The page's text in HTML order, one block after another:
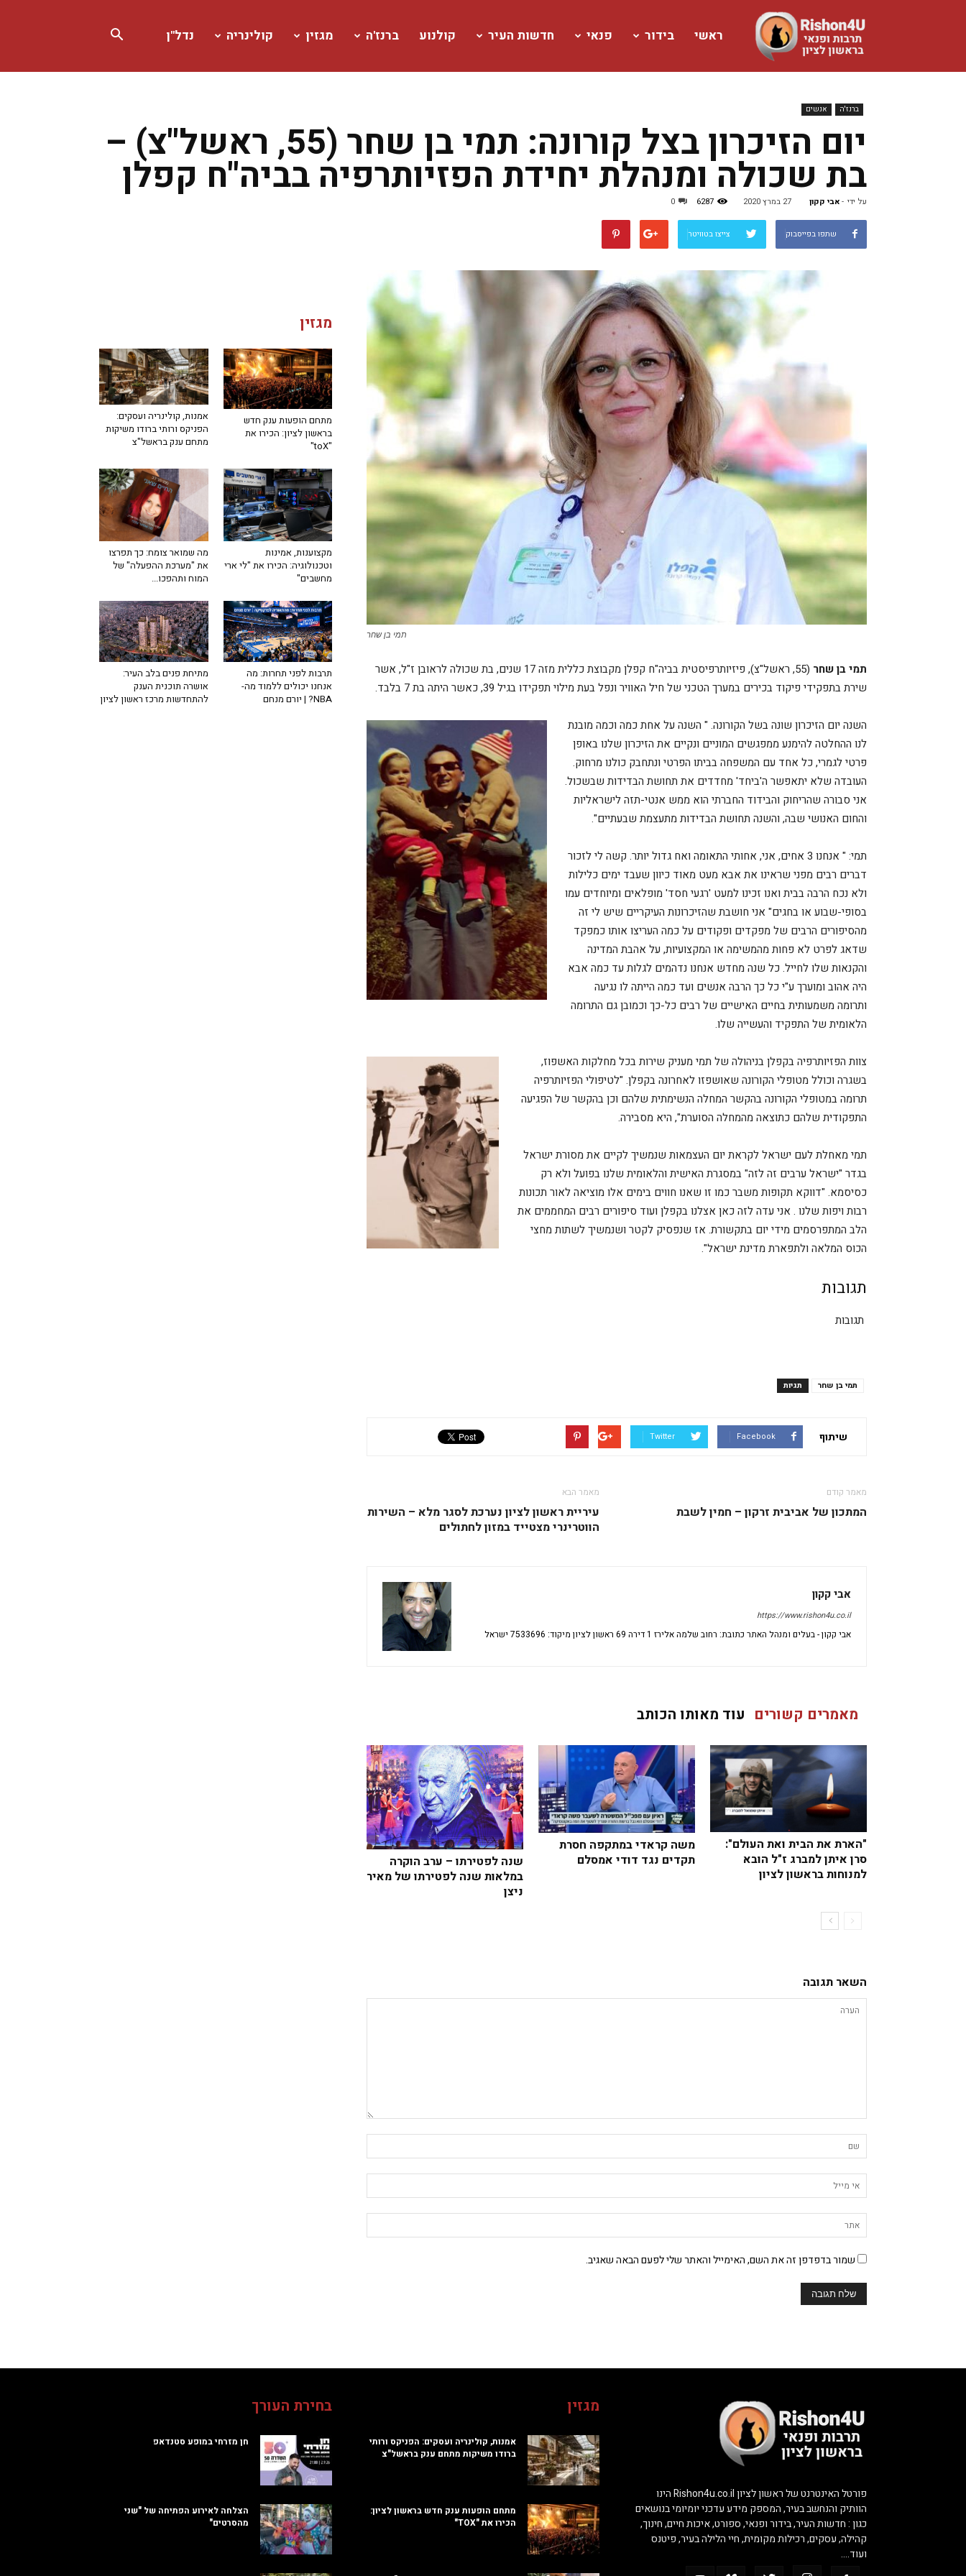
www.rishon4u.co.il
ראשי בידור פנאי חדשות העיר קולנוע ברנז'ה מגזין קולינריה נדל"ן
ברנז'ה אנשים
יום הזיכרון בצל קורונה: תמי בן שחר (55, ראשל"צ) –
בת שכולה ומנהלת יחידת הפזיותרפיה בביה"ח קפלן
על ידי אבי קקון- 27 במרץ 2020 6287
0
שתפו בפייסבוק צייצו בטוויטר
תמי בן שחר
תמי בן שחר
(55, ראשל"צ), פיזיותרפיסטית בביה"ח קפלן מקבוצת כללית מזה 17 שנים, בת שכולה לראובן ז"ל, אשר
שירת בתפקידי פיקוד בכירים במערך הטכני של חיל האוויר ונפל בעת מילוי תפקידו בגיל 39, כאשר היתה בת 7 בלבד.
השנה יום הזיכרון שונה בשל הקורונה. " השנה על אחת כמה וכמה מובנת
לנו ההחלטה להימנע ממפגשים המוניים ונקיים את הזיכרון שלנו באופן
פרטי לגמרי, כל אחד עם המשפחה בביתו הפרטי ונתחבק כולנו מרחוק.
העובדה שלא יתאפשר ה'ביחד' מחדדים את תחושת הבדידות שבשכול.
אני סבורה שהריחוק והבידוד החברתי הוא ממש אנטי-תזה לישראליות
והחום האנושי שבה, והשנה תחושת הבדידות מתעצמת שבעתיים".
תמי: " אנחנו 3 אחים, אני, אחותי התאומה ואח גדול יותר. קשה לי לזכור
דברים רבים מפני שראינו את אבא מעט מאוד כיוון שעבד ימים כלילות
ולא נכח הרבה בבית ואנו זכינו למעט 'רגעי חסד' מופלאים ומיוחדים עמו
בסופי-שבוע או בחגים" אני חושבת שהזיכרונות העיקריים שיש לי זה
מהסיפורים הרבים של מפקדים ופקודים על כמה העריצו אותו כמפקד
שדאג לפרט לא פחות מהמשימה או המקצועיות, על אהבת המדינה
והקנאות שלו לחייל. כל שנה מחדש אנחנו נדהמים לגלות עד כמה אבא
היה אהוב ומוערך ע"י כל כך הרבה אנשים ועד כמה הייתה לו נגיעה
ותרומה משמעותית בחיים האישיים של רבים כל-כך וכמובן גם התרומה
הלאומית של התפקיד והעשייה שלו.
צוות הפזיותרפיה בקפלן בניהולה של תמי מעניק שירות בכל מחלקות האשפוז,
בשגרה וכולל מטופלי הקורונה שאושפזו לאחרונה בקפלן. "לטיפולי הפזיותרפיה
תרומה במטופלי הקורונה בהקשר המחלה הנשימתית שלהם וכן בהקשר של הפגיעה
התפקודית שלהם כתוצאה מהמחלה הסוערת", היא מסבירה.
תמי מאחלת לעם ישראל לקראת יום העצמאות שנמשיך לקיים את מסורת ישראל
בגדר "ישראל ערבים זה לזה" במסגרת האישית והלאומית שלנו בפועל ולא רק
כסיסמא. "דווקא תקופות משבר כמו זו שאנו חווים בימים אלו מוציאה לאור תכונות
רבות ויפות שלנו . אני עדה לזה כאן אצלנו בקפלן ועוד סיפורים רבים המחממים את
הלב המתפרסמים מידי יום בתקשורת. אז שנפסיק לקטר ושנמשיך לשתות מחצי
הכוס המלאה ולתפארת מדינת ישראל".
תגובות
תגובות
תגיות תמי בן שחר
שיתוף Facebook
Twitter
מאמר קודם
המתכון של אביבית זרקון – חמין לשבת
מאמר הבא
עיריית ראשון לציון נערכת לסגר מלא – השירות
הווטרינרי מצטייד במזון לחתולים
אבי קקון
https://www.rishon4u.co.il
אבי קקון - בעלים ומנהל האתר כתובת: רחוב שלמה אלירז 1 דירה 69 ראשון לציון מיקוד: 7533696 ישראל
מאמרים קשורים עוד מאותו הכותב
שנה לפטירתו – ערב הוקרה
במלאות שנה לפטירתו של מאיר
ניצן
משה קראדי במתקפה חסרת
תקדים נגד דודי אמסלם
"הארת את הבית ואת העולם":
סרן איתן למברג ז"ל הובא
למנוחות בראשון לציון
השאר תגובה
שמור בדפדפן זה את השם, האימייל והאתר שלי לפעם הבאה שאגיב.
מגזין
אמנות, קולינריה ועסקים:
הפניקס ורותי ברודו משיקות
מתחם ענק בראשל"צ
מתחם הופעות ענק חדש
בראשון לציון: הכירו את
"toX"
מה שמואר צומח: כך תפרצו
את "מערכת ההפעלה" של
המוח ותהפכו...
מקצוענות, אמינות
וטכנולוגיה: הכירו את "לי ארי
מחשבים"
מתיחת פנים בלב העיר:
אושרה תוכנית הענק
להתחדשות מרכז ראשון לציון
תרבות לפני תחרות: מה
אנחנו יכולים ללמוד מה-
NBA? | יורם מנחם
בחירת העורך
חן מזרחי במופע סטנדאפ
הצלחה לאירוע הפתיחה של "שני
מהסרטים"
מגזין
אמנות, קולינריה ועסקים: הפניקס ורותי
ברודו משיקות מתחם ענק בראשל"צ
מתחם הופעות ענק חדש בראשון לציון:
הכירו את "TOX"
פורטל האינטרנט של ראשון לציון Rishon4u.co.il הינו
הוותיק והנחשב בעיר, המספק מידע עדכני יומיומי בנושאים
כגון : חדשות העיר, בידור ופנאי, ספורט, איכות חיים, חינוך,
קהילה, עסקים, רכילות מקומית, חיי הלילה בעיר, פיטנס
ועוד….